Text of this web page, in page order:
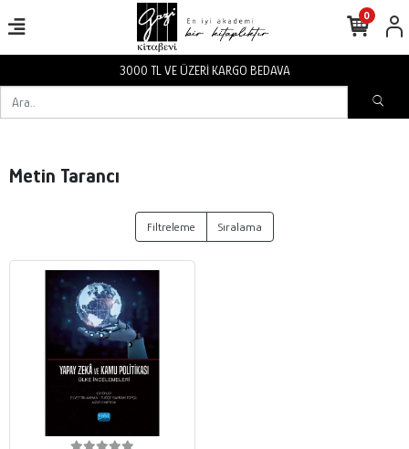
3000 TL VE ÜZERİ KARGO BEDAVA
0
Metin Tarancı
Filtreleme Sıralama